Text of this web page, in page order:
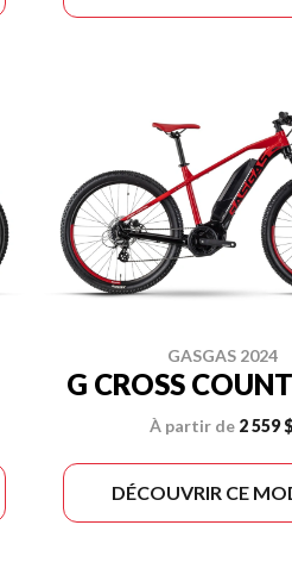
GASGAS 2024
G CROSS
À partir de 2 559
DÉCOUVRIR CE